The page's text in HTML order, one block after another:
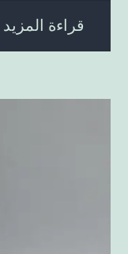
قراءة المزيد